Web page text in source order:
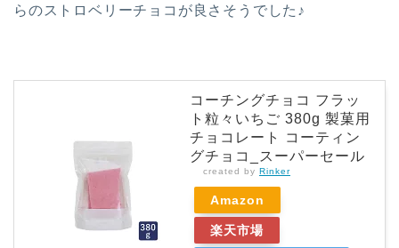
らのストロベリーチョコが良さそうでした♪
コーチングチョコ フラッ
ト粒々いちご 380g 製菓用
チョコレート コーティン
グチョコ_スーパーセール
created by Rinker
Amazon
楽天市場